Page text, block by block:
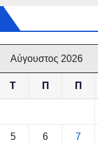
Αύγουστος 2026
Τ Π Π
5 6 7